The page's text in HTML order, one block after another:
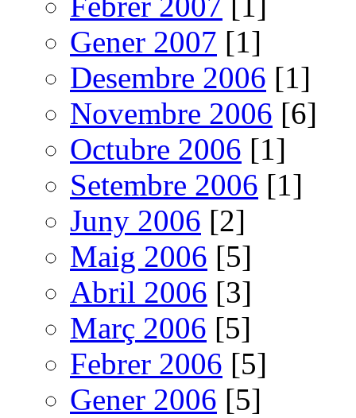
Gener 2007 [1]
Desembre 2006 [1]
Novembre 2006 [6]
Octubre 2006 [1]
Setembre 2006 [1]
Juny 2006 [2]
Maig 2006 [5]
Abril 2006 [3]
Març 2006 [5]
Febrer 2006 [5]
Gener 2006 [5]